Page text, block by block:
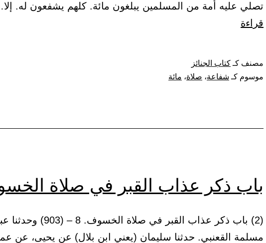
تصلي عليه أمة من المسلمين يبلغون مائة. كلهم يشفعون له.
قراءة
عليه
مصنف كـ كتاب الجنائز
موسوم كـ شفاعة، صلاة، مائة
باب ذكر عذاب القبر في صلاة
(2) باب ذكر عذاب القبر في صلاة
مسلمة القعنبي. حدثنا سليمان (يعني ابن بلال) عن يحيى، عن